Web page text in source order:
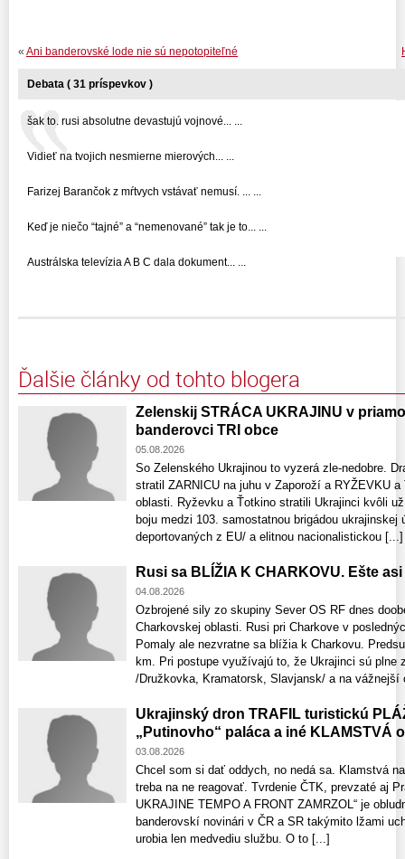
« Ani banderovské lode nie sú nepotopiteľné
Debata ( 31 príspevkov )
šak to. rusi absolutne devastujú vojnové... ...
Vidieť na tvojich nesmierne mierových... ...
Farizej Barančok z mŕtvych vstávať nemusí. ... ...
Keď je niečo “tajné” a “nemenované” tak je to... ...
Austrálska televízia A B C dala dokument... ...
Ďalšie články od tohto blogera
Zelenskij STRÁCA UKRAJINU v
banderovci TRI obce
05.08.2026
So Zelenského Ukrajinou to vyzerá zle-nedobre.
stratil ZARNICU na juhu v Zaporoží a RYŽEVKU
oblasti. Ryževku a Ťotkino stratili Ukrajinci kvôli
boju medzi 103. samostatnou brigádou
deportovaných z EU/ a elitnou nacionalistickou [...]
Rusi sa BLÍŽIA K CHARKOVU. Ešte
04.08.2026
Ozbrojené sily zo skupiny Sever OS RF dnes
Charkovskej oblasti. Rusi pri Charkove v
Pomaly ale nezvratne sa blížia k Charkovu.
km. Pri postupe využívajú to, že Ukrajinci sú plne
/Družkovka, Kramatorsk, Slavjansk/ a na vážnejší
Ukrajinský dron TRAFIL turistickú
„Putinovho“ paláca a iné KLAMSTVÁ
03.08.2026
Chcel som si dať oddych, no nedá sa. Klamstvá
treba na ne reagovať. Tvrdenie ČTK, prevzaté aj
UKRAJINE TEMPO A FRONT ZAMRZOL“ je
banderovskí novinári v ČR a SR takýmito lžami
urobia len medvediu službu. O to [...]